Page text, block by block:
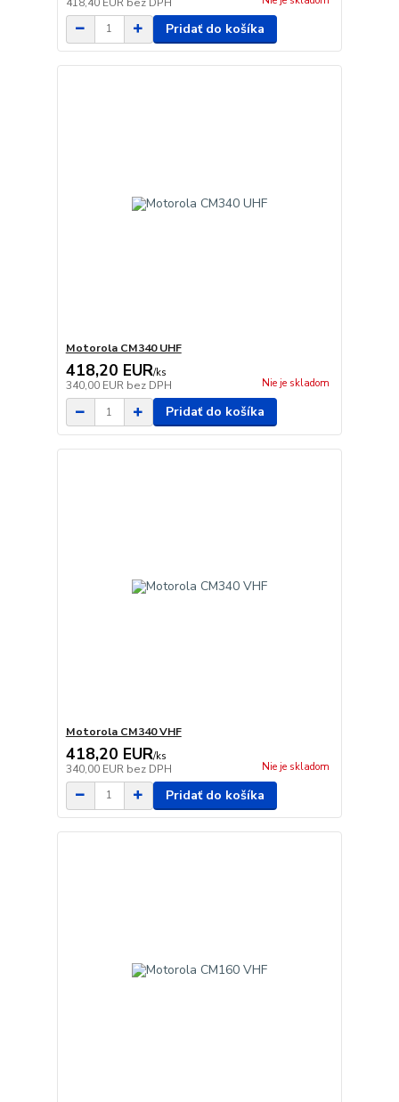
Pridať do košíka
Motorola CM340 UHF
418,20 EUR/ks
340,00 EUR bez DPH Nie je skladom
Pridať do košíka
Motorola CM340 VHF
418,20 EUR/ks
340,00 EUR bez DPH Nie je skladom
Pridať do košíka